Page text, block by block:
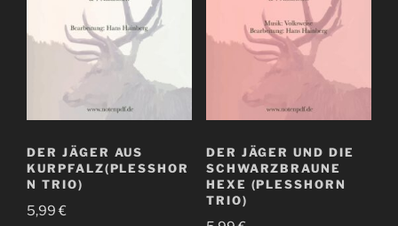
DER JÄGER AUS
KURPFALZ(PLESSHOR
N TRIO)
5,99€
DER JÄGER UND DIE
SCHWARZBRAUNE
HEXE (PLESSHORN
TRIO)